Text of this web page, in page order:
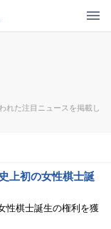
れた注目ニュースを掲載し
上初の女性棋士誕
性棋士誕生の権利を獲